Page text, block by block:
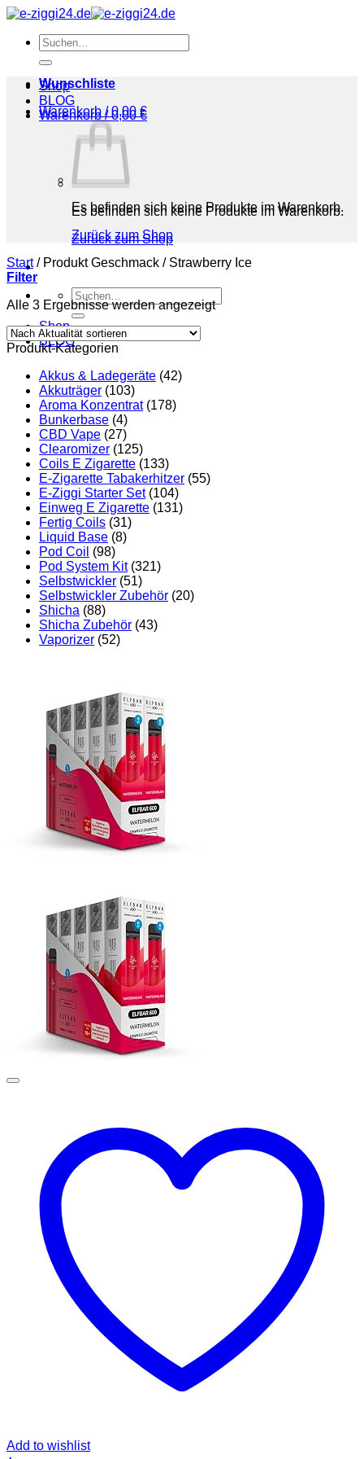
Zum
springenSuchen
nach:
Shop
BLOG
Warenkorb /0,00€
Es befinden sich keine Produkte im Warenkorb.
Zurück zum Shop
Suchen
nach:
Shop
BLOG
Wunschliste
Warenkorb /0,00 €
Es befinden sich keine Produkte im Warenkorb.
Zurück zum Shop
Start /Produkt Geschmack /Strawberry Ice
Filter
Alle 3 Ergebnisse werden angezeigtNach
Produkt-Kategorien
Akkus & Ladegeräte (42)
Akkuträger (103)
Aroma Konzentrat (178)
Bunkerbase (4)
CBD Vape (27)
Clearomizer (125)
Coils E Zigarette (133)
E-Zigarette Tabakerhitzer (55)
E-Ziggi Starter Set (104)
Einweg E Zigarette (131)
Fertig Coils (31)
Liquid Base (8)
Pod Coil (98)
Pod System Kit (321)
Selbstwickler (51)
Selbstwickler Zubehör (20)
Shicha (88)
Shicha Zubehör (43)
Vaporizer (52)
Add to wishlist